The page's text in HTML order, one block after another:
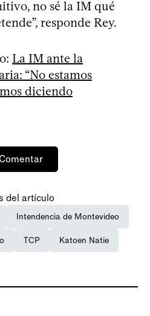
no sé la IM qué
responde Rey.
La IM ante la
“No estamos
diciendo
del artículo
Intendencia de Montevideo
TCP Katoen Natie